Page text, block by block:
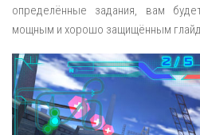
определённые задания, вам
мощным и хорошо защищённым